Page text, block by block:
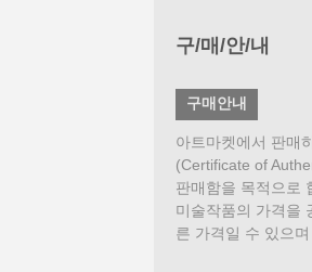
구/매/안/내
구매안내
아트마켓에서 판매
(Certificate of
판매함을 목적으로
미술작품의 가격을
른 가격일 수 있으